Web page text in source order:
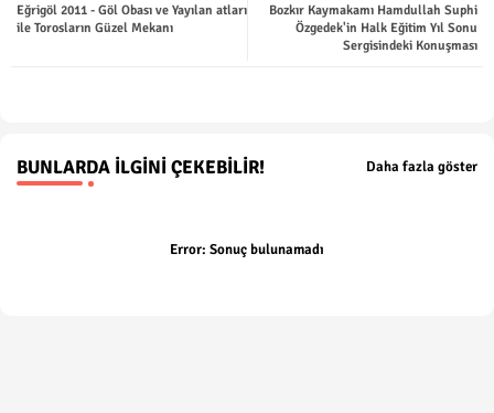
ter tsap
Bozkır Kaymakamı Hamdullah Suphi
Özgedek'in Halk Eğitim Yıl Sonu
Sergisindeki Konuşması
Eğrigöl 2011 - Göl Obası ve Yayılan atları
ile Torosların Güzel Mekanı
BUNLARDA İLGINI ÇEKEBILIR! Daha fazla göster
Error: Sonuç bulunamadı